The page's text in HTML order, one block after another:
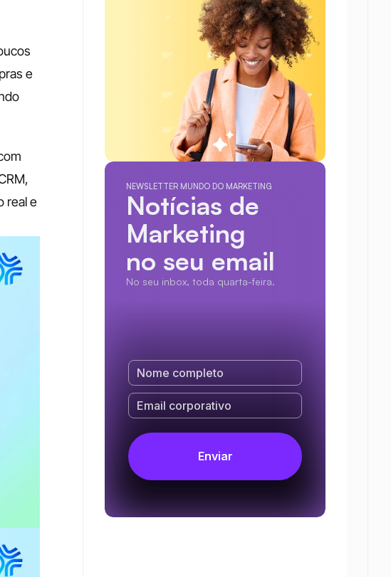
e
real e
NEWSLETTER MUNDO DO MARKETING
Notícias de
Marketing
no seu email
No seu inbox, toda quarta-feira.